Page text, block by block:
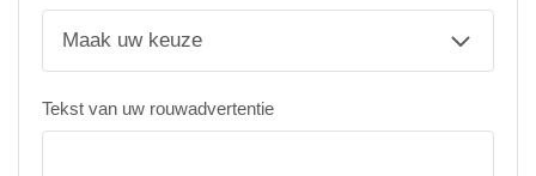
Tekst van uw rouwadvertentie